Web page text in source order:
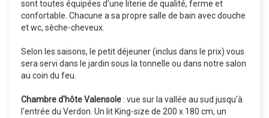
sont toutes équipées d'une literie de qualité, ferme et
confortable. Chacune a sa propre salle de bain avec douche
et wc, sèche-cheveux.
Selon les saisons, le petit déjeuner (inclus dans le prix) vous
sera servi dans le jardin sous la tonnelle ou dans notre salon
au coin du feu.
Chambre d'hôte Valensole : vue sur la vallée au sud jusqu'à
l'entrée du Verdon. Un lit King-size de 200 x 180 cm, un